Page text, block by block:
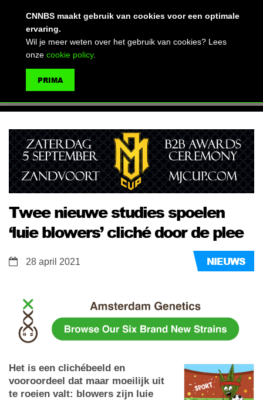
Twee nieuwe studies spoelen
‘luie blowers’ cliché door de plee
NIEUWS
28 april 2021
Het is een clichébeeld en
vooroordeel dat maar moeilijk uit
te roeien valt: blowers zijn luie
CNNBS maakt gebruik van cookies voor een optimale
ervaring.
Wil je meer weten over het gebruik van cookies? Lees
onze cookie policy.
PRIMA